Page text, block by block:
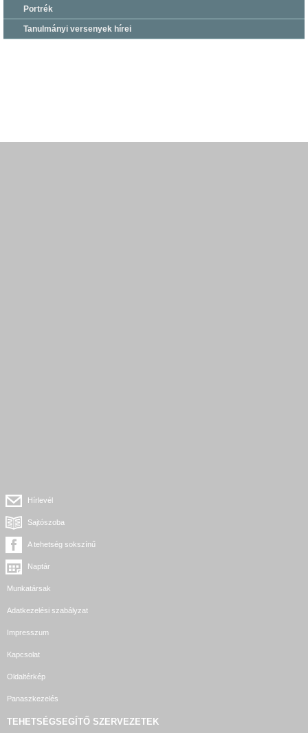
Portrék
Tanulmányi versenyek hírei
Hírlevél
Sajtószoba
A tehetség sokszínű
Naptár
Munkatársak
Adatkezelési szabályzat
Impresszum
Kapcsolat
Oldaltérkép
Panaszkezelés
TEHETSÉGSEGÍTŐ SZERVEZETEK